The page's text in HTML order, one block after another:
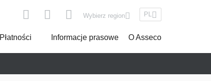
Wybierz region
Asseco South Eastern Europe
PL
Płatności Informacje prasowe O Asseco